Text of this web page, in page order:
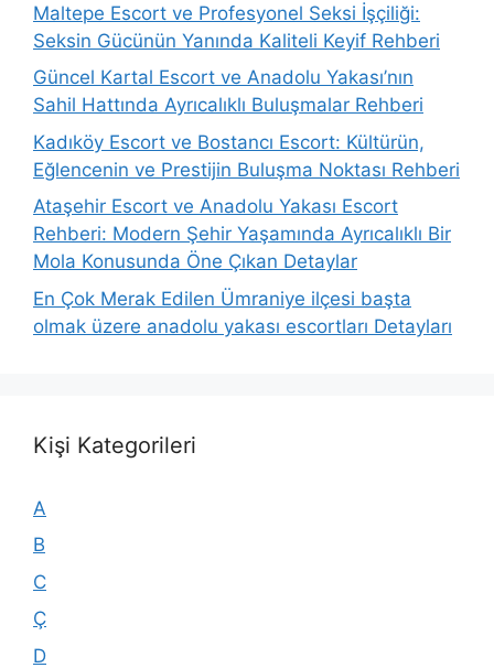
Maltepe Escort ve Profesyonel Seksi İşçiliği:
Seksin Gücünün Yanında Kaliteli Keyif Rehberi
Güncel Kartal Escort ve Anadolu Yakası’nın
Sahil Hattında Ayrıcalıklı Buluşmalar Rehberi
Kadıköy Escort ve Bostancı Escort: Kültürün,
Eğlencenin ve Prestijin Buluşma Noktası Rehberi
Ataşehir Escort ve Anadolu Yakası Escort
Rehberi: Modern Şehir Yaşamında Ayrıcalıklı Bir
Mola Konusunda Öne Çıkan Detaylar
En Çok Merak Edilen Ümraniye ilçesi başta
olmak üzere anadolu yakası escortları Detayları
Kişi Kategorileri
A
B
C
Ç
D